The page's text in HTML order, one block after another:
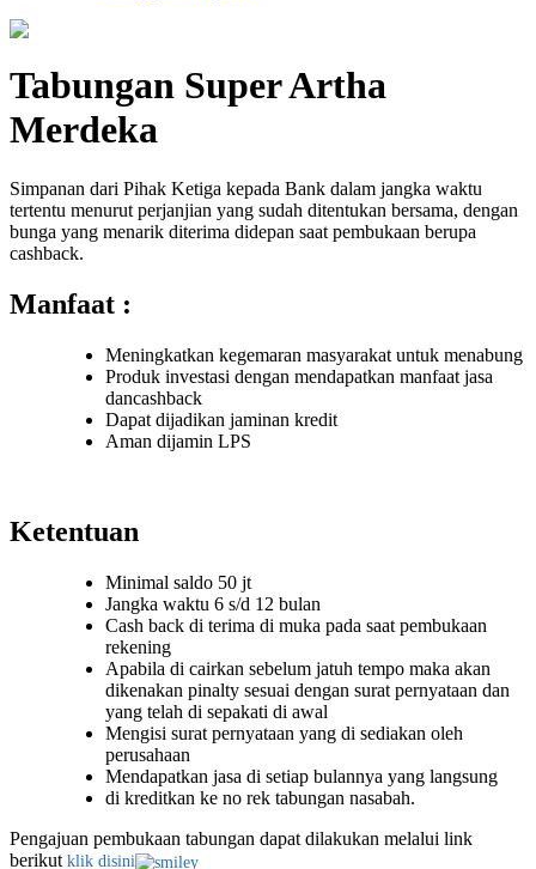
Tabungan Super Artha
Merdeka
Simpanan dari Pihak Ketiga kepada Bank dalam jangka waktu
tertentu menurut perjanjian yang sudah ditentukan bersama, dengan
bunga yang menarik diterima didepan saat pembukaan berupa
cashback.
Manfaat :
Meningkatkan kegemaran masyarakat untuk menabung
Produk investasi dengan mendapatkan manfaat jasa
dancashback
Dapat dijadikan jaminan kredit
Aman dijamin LPS
Ketentuan
Minimal saldo 50 jt
Jangka waktu 6 s/d 12 bulan
Cash back di terima di muka pada saat pembukaan
rekening
Apabila di cairkan sebelum jatuh tempo maka akan
dikenakan pinalty sesuai dengan surat pernyataan dan
yang telah di sepakati di awal
Mengisi surat pernyataan yang di sediakan oleh
perusahaan
Mendapatkan jasa di setiap bulannya yang langsung
di kreditkan ke no rek tabungan nasabah.
Pengajuan pembukaan tabungan dapat dilakukan melalui link
berikut klik disini